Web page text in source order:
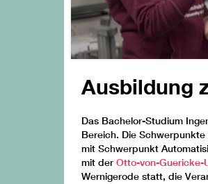
Ausbildung
Das Bachelor-Studium
Bereich. Die
mit Schwerpunkt
mit der Otto-von-Guericke-
Wernigerode statt, die